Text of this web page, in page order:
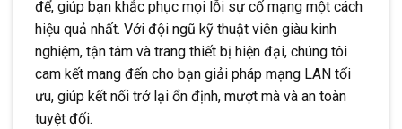
để, giúp bạn khắc phục mọi lỗi sự cố mạng một cách
hiệu quả nhất. Với đội ngũ kỹ thuật viên giàu kinh
nghiệm, tận tâm và trang thiết bị hiện đại, chúng tôi
cam kết mang đến cho bạn giải pháp mạng LAN tối
ưu, giúp kết nối trở lại ổn định, mượt mà và an toàn
tuyệt đối.